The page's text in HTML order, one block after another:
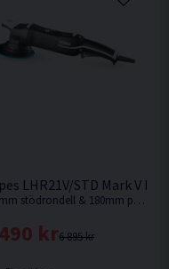
Guys Clay Luber
LHR21V/STD Mark V
150mm stödrondell & 180mm polerrondell. Senaste modellen från Rupes.
6 895 kr
kr